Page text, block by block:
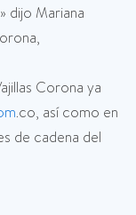
dijo Mariana
Corona ya
.co, así como en
de cadena del